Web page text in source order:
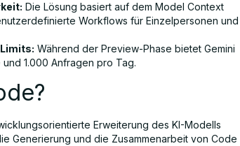
Die Lösung basiert auf dem Model Context
Workflows für Einzelpersonen und
Während der Preview-Phase bietet Gemini
1.000 Anfragen pro Tag.
Erweiterung des KI-Modells
Generierung und die Zusammenarbeit von Code